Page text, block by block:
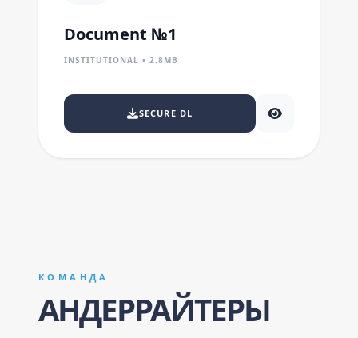
Document №1
INSTITUTIONAL • 2.8MB
SECURE DL
КОМАНДА
АНДЕРРАЙТЕРЫ